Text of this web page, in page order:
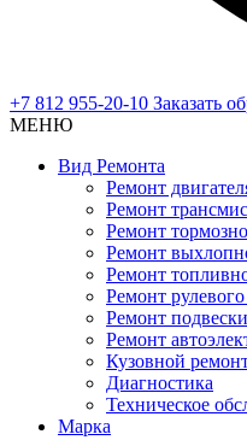
+7 812 955-20-10 Заказать
МЕНЮ
Вид Ремонта
Ремонт
Ремонт
Ремонт
Ремонт
Ремонт
Ремонт
Ремонт подвески
Ремонт
Кузовной
Диагностика
Техническое
Марка